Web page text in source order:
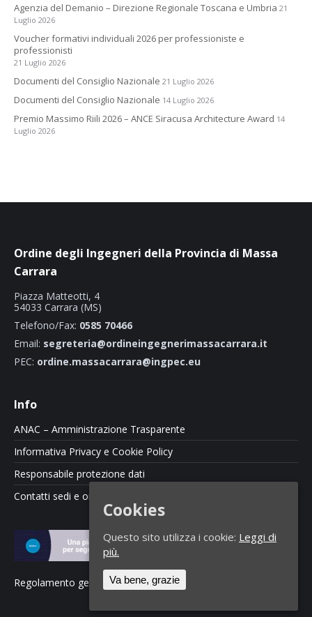
Agenzia del Demanio – Direzione Regionale Toscana e Umbria 21
Luglio 2026
Voucher formativi individuali 2026 per professioniste e
professionisti
21 Luglio 2026
Documenti del Consiglio Nazionale 21 Luglio 2026
Documenti del Consiglio Nazionale 14 Luglio 2026
Premio Massimo Riili 2026 – ANCE Siracusa Architecture Award 14
Luglio 2026
Ordine degli Ingegneri della Provincia di Massa
Carrara
Piazza Matteotti, 4
54033 Carrara (MS)
Telefono/Fax: 0585 70466
Email: segreteria@ordineingegnerimassacarrara.it
PEC: ordine.massacarrara@ingpec.eu
Info
ANAC – Amministrazione Trasparente
Informativa Privacy e Cookie Policy
Responsabile protezione dati
Contatti sedi e orari
Regolamento gestione segnalazioni di illeciti
Cookies
Questo sito utilizza i cookie: Leggi di
più.
Va bene, grazie